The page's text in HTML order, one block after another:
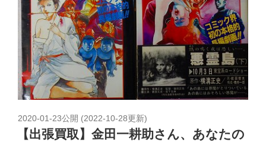
2020-01-23公開 (2022-10-28更新)
【出張買取】金田一耕助さん、あなたの